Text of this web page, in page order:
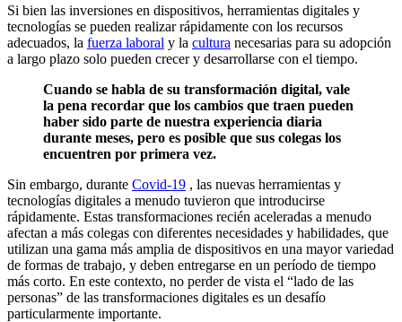
Si bien las inversiones en dispositivos, herramientas digitales y
tecnologías se pueden realizar rápidamente con los recursos
adecuados, la fuerza laboral y la cultura necesarias para su adopción
a largo plazo solo pueden crecer y desarrollarse con el tiempo.
Cuando se habla de su transformación digital, vale
la pena recordar que los cambios que traen pueden
haber sido parte de nuestra experiencia diaria
durante meses, pero es posible que sus colegas los
encuentren por primera vez.
Sin embargo, durante Covid-19 , las nuevas herramientas y
tecnologías digitales a menudo tuvieron que introducirse
rápidamente. Estas transformaciones recién aceleradas a menudo
afectan a más colegas con diferentes necesidades y habilidades, que
utilizan una gama más amplia de dispositivos en una mayor variedad
de formas de trabajo, y deben entregarse en un período de tiempo
más corto. En este contexto, no perder de vista el “lado de las
personas” de las transformaciones digitales es un desafío
particularmente importante.